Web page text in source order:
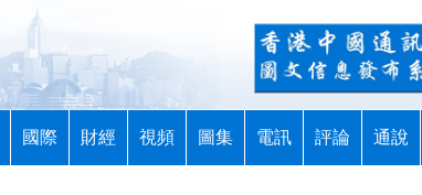
國際 財經 視頻 圖集 電訊 評論 通說